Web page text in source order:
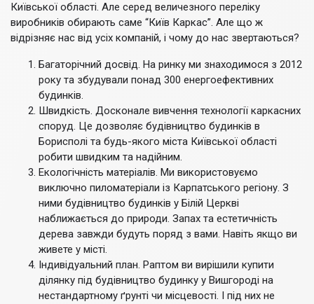
Київської області. Але серед величезного переліку
виробників обирають саме “Київ Каркас”. Але що ж
відрізняє нас від усіх компаній, і чому до нас звертаються?
Багаторічний досвід. На ринку ми знаходимося з 2012
року та збудували понад 300 енергоефективних
будинків.
Швидкість. Досконале вивчення технології каркасних
споруд. Це дозволяє будівництво будинків в
Борисполі та будь-якого міста Київської області
робити швидким та надійним.
Екологічність матеріалів. Ми використовуємо
виключно пиломатеріали із Карпатського регіону. З
ними будівництво будинків у Білій Церкві
наближається до природи. Запах та естетичність
дерева завжди будуть поряд з вами. Навіть якщо ви
живете у місті.
Індивідуальний план. Раптом ви вирішили купити
ділянку під будівництво будинку у Вишгороді на
нестандартному ґрунті чи місцевості. І під них не